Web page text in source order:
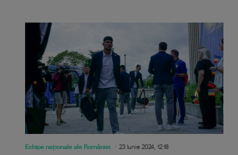
Echipe naționale ale României 23 Iunie 2024, 12:18